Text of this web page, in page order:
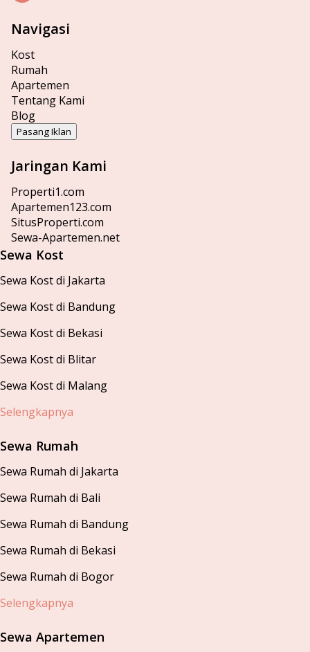
Navigasi
Kost
Rumah
Apartemen
Tentang Kami
Blog
Pasang Iklan
Jaringan Kami
Properti1.com
Apartemen123.com
SitusProperti.com
Sewa-Apartemen.net
Sewa Kost
Sewa Kost di Jakarta
Sewa Kost di Bandung
Sewa Kost di Bekasi
Sewa Kost di Blitar
Sewa Kost di Malang
Selengkapnya
Sewa Rumah
Sewa Rumah di Jakarta
Sewa Rumah di Bali
Sewa Rumah di Bandung
Sewa Rumah di Bekasi
Sewa Rumah di Bogor
Selengkapnya
Sewa Apartemen